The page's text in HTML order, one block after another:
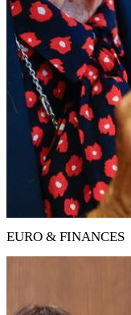
EURO & FINANCES